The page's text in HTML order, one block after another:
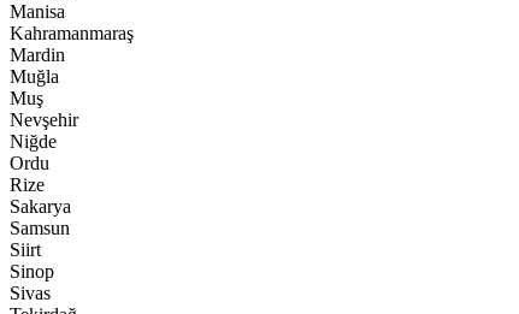
Manisa
Kahramanmaraş
Mardin
Muğla
Muş
Nevşehir
Niğde
Ordu
Rize
Sakarya
Samsun
Siirt
Sinop
Sivas